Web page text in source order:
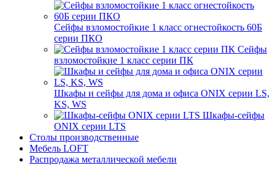
Сейфы взломостойкие 1 класс огнестойкость 60Б
серии ПКО
Сейфы
взломостойкие 1 класс серии ПК
Шкафы и сейфы для дома и офиса ONIX серии LS,
KS, WS
Шкафы-сейфы
ONIX серии LTS
Столы производственные
Мебель LOFT
Распродажа металлической мебели